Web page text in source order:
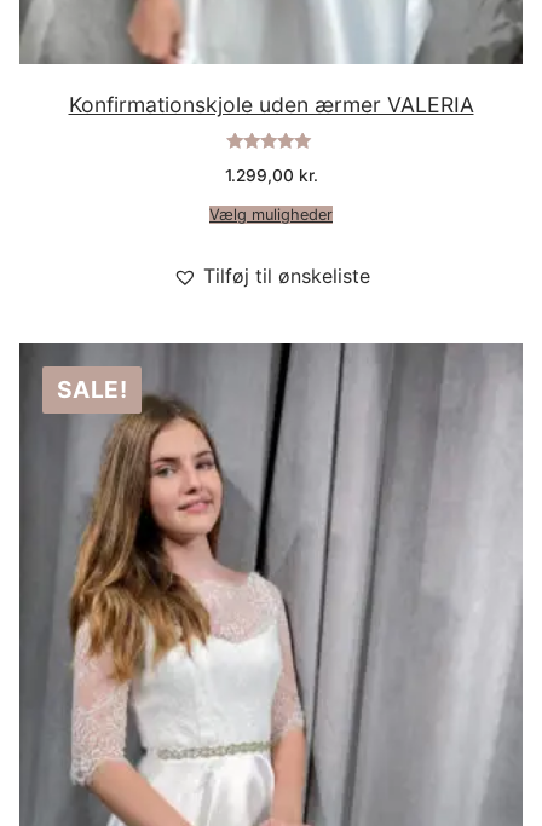
Konfirmationskjole uden ærmer VALERIA
5.00
1.299,00 kr.
Vælg muligheder
Tilføj til ønskeliste
SALE!